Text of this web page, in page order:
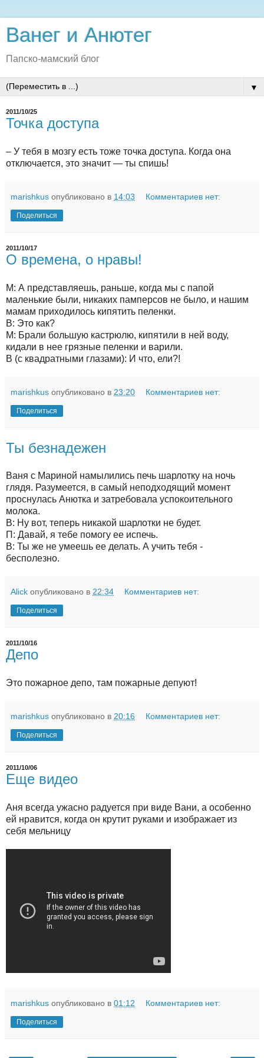
Ванег и Анютег
Папско-мамский блог
▼
2011/10/25
Точка доступа
– У тебя в мозгу есть тоже точка доступа. Когда она
отключается, это значит — ты спишь!
marishkus опубликовано в 14:03 Комментариев нет:
Поделиться
2011/10/17
О времена, о нравы!
М: А представляешь, раньше, когда мы с папой
маленькие были, никаких памперсов не было, и нашим
мамам приходилось кипятить пеленки.
В: Это как?
М: Брали большую кастрюлю, кипятили в ней воду,
кидали в нее грязные пеленки и варили.
В (с квадратными глазами): И что, ели?!
marishkus опубликовано в 23:20 Комментариев нет:
Поделиться
Ты безнадежен
Ваня с Мариной намылились печь шарлотку на ночь
глядя. Разумеется, в самый неподходящий момент
проснулась Анютка и затребовала успокоительного
молока.
В: Ну вот, теперь никакой шарлотки не будет.
П: Давай, я тебе помогу ее испечь.
В: Ты же не умеешь ее делать. А учить тебя -
бесполезно.
Alick опубликовано в 22:34 Комментариев нет:
Поделиться
2011/10/16
Депо
Это пожарное депо, там пожарные депуют!
marishkus опубликовано в 20:16 Комментариев нет:
Поделиться
2011/10/06
Еще видео
Аня всегда ужасно радуется при виде Вани, а особенно
ей нравится, когда он крутит руками и изображает из
себя мельницу
marishkus опубликовано в 01:12 Комментариев нет:
Поделиться